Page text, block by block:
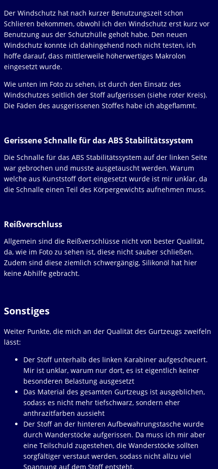
Der Windschutz hat nach kurzer Benutzungszeit schon
Schlieren bekommen, obwohl ich den Windschutz erst kurz vor
Benutzung aus der Schutzhülle geholt habe. Den neuen
Windschutz konnte ich dahingehend noch nicht testen, ich
hoffe darauf, dass mittlerweile höherwertiges Makrolon
eingesetzt wurde.
Wie unten im Foto zu sehen, ist durch den Einsatz des
Windschutzes seitlich der Stoff aufgerissen (siehe roter Kreis).
Die Fäden des ausgerissenen Stoffes habe ich abgeflammt.
Gerissene Schnalle für das ABS Stabilitätssystem
Die Schnalle für das ABS Stabilitätssystem auf der linken Seite
war gebrochen und musste ausgetauscht werden. Warum
welche aus Kunststoff dort eingesetzt wurde ist mir unklar, da
die Schnalle einen Teil des Körpergewichts aufnehmen muss.
Reißverschluss
Allgemein sind die Reißverschlüsse nicht von bester Qualität,
da, wie im Foto zu sehen ist, diese nicht sauber schließen.
Zudem sind diese ziemlich schwergängig, Silikonöl hat hier
keine Abhilfe gebracht.
Sonstiges
Weiter Punkte, die mich an der Qualität des Gurtzeugs zweifeln
lässt:
Der Stoff unterhalb des linken Karabiner aufgescheuert.
Mir ist unklar, warum nur dort, es ist eigentlich keiner
besonderen Belastung ausgesetzt
Das Material des gesamten Gurtzeugs ist ausgeblichen,
sodass es nicht mehr tiefschwarz, sondern eher
anthrazitfarben aussieht
Der Stoff an der hinteren Aufbewahrungstasche wurde
durch Wanderstöcke aufgerissen. Da muss ich mir aber
eine Teilschuld zugestehen, die Wanderstöcke sollten
sorgfältiger verstaut werden, sodass nicht allzu viel
Spannung auf dem Stoff entsteht.